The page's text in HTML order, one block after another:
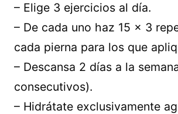
– Elige 3 ejercicios al día.
– De cada uno haz 15 x 3
cada pierna para los que
– Descansa 2 días a la
consecutivos).
– Hidrátate exclusivamente